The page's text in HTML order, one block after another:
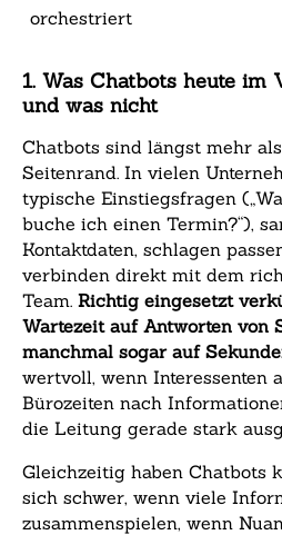
orchestriert
1. Was Chatbots heute im
und was nicht
Chatbots sind längst mehr
Seitenrand. In vielen
typische Einstiegsfragen
buche ich einen Termin?“),
Kontaktdaten, schlagen
verbinden direkt mit dem
Team. Richtig eingesetzt
Wartezeit auf Antworten von
manchmal sogar auf
wertvoll, wenn Interessenten
Bürozeiten nach
die Leitung gerade stark
Gleichzeitig haben Chatbots
sich schwer, wenn viele
zusammenspielen, wenn